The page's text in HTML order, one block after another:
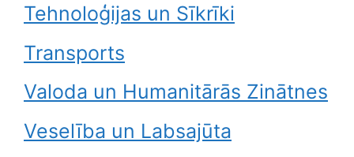
Tehnoloģijas un Sīkrīki
Transports
Valoda un Humanitārās Zinātnes
Veselība un Labsajūta